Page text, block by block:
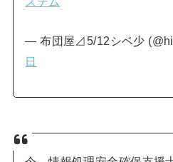
— 布団屋⊿5/12シベ少
日